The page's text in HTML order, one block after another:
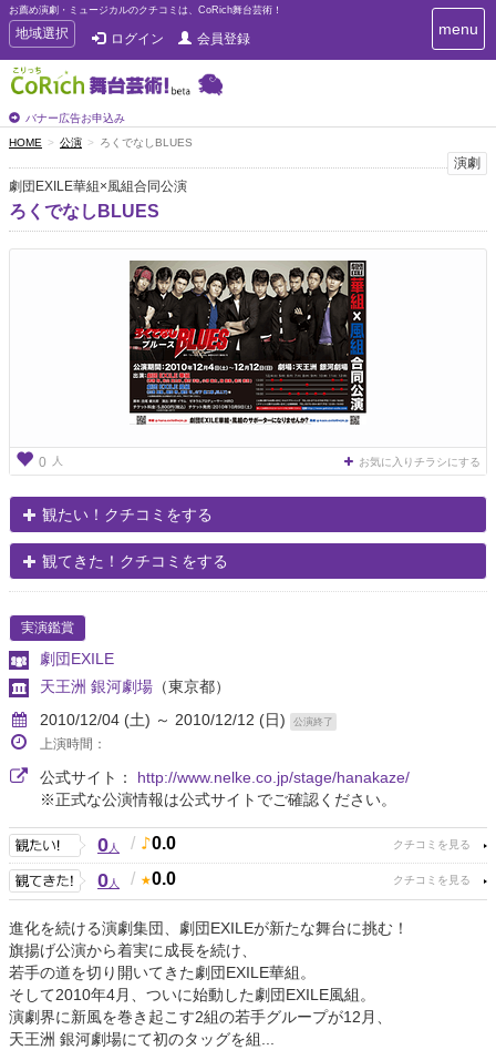
お薦め演劇・ミュージカルのクチコミは、CoRich舞台芸術！
T
o
g
g
e
n
a
v
i
g
地域選択 ログイン 会員登録
バナー広告お申込み
T
o
i
g
menu
HOME 公演 ろくでなしBLUES
演劇
劇団EXILE華組×風組合同公演
ろくでなしBLUES
0 人 お気に入りチラシにする
観たい！クチコミをする
観てきた！クチコミをする
実演鑑賞
劇団EXILE
天王洲 銀河劇場 （東京都）
2010/12/04 (土) ～ 2010/12/12 (日)
公演終了
上演時間：
公式サイト： http://www.nelke.co.jp/stage/hanakaze/
※正式な公演情報は公式サイトでご確認ください。
0人 / 0.0
0人 / 0.0
進化を続ける演劇集団、劇団EXILEが新たな舞台に挑む！
旗揚げ公演から着実に成長を続け、
若手の道を切り開いてきた劇団EXILE華組。
そして2010年4月、ついに始動した劇団EXILE風組。
演劇界に新風を巻き起こす2組の若手グループが12月、
天王洲 銀河劇場にて初のタッグを組...